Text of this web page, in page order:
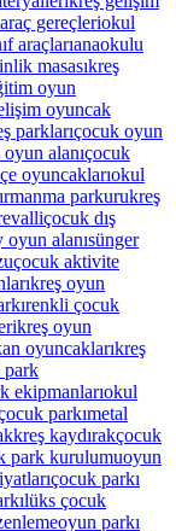
gereçleriokul
araçlarıanaokulu
masasıkreş
oyun
oyuncak
parklarıçocuk oyun
oyun alanıçocuk
oyuncaklarıokul
parkurukreş
çocuk dış
oyun alanısünger
çocuk aktivite
kreş oyun
renkli çocuk
kreş oyun
oyuncaklarıkreş
park
ekipmanlarıokul
parkımetal
kreş kaydırakçocuk
park kurulumuoyun
çocuk parkı
lüks çocuk
oyun parkı